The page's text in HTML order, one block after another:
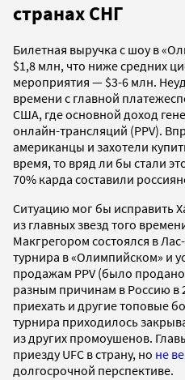
странах СНГ
Билетная выручка с шоу в
$1,8 млн, что ниже средних
мероприятия — $3-6 млн.
времени с главной
США, где основной доход
онлайн-трансляций (PPV).
американцы и захотели
время, то вряд ли бы стали
70% карда составили
Ситуацию мог бы исправить
из главных звезд того
Макгрегором состоялся в
турнира в «Олимпийском» и
продажам PPV (было
разным причинам в Россию в
приехать и другие топовые
турнира приходилось
из других промоушенов.
приезду UFC в страну, но не
долгосрочной перспективе.